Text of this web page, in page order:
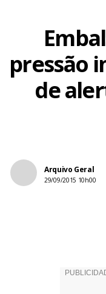
pressão
de
Arquivo Geral
29/09/2015 10h00